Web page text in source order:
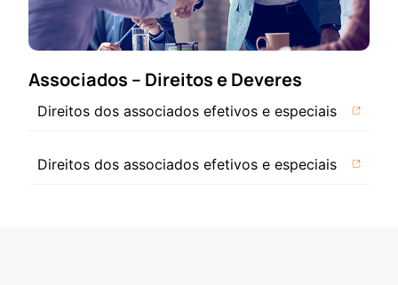
Associados – Direitos e Deveres
Direitos dos associados efetivos e especiais
Direitos dos associados efetivos e especiais